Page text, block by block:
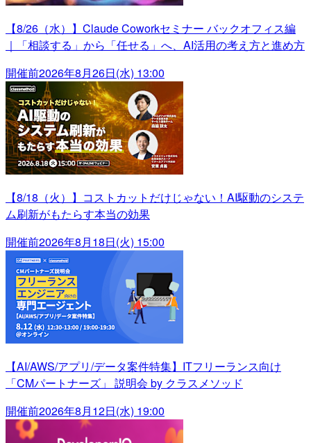
【8/26（水）】Claude Coworkセミナー バックオフィス編
｜「相談する」から「任せる」へ、AI活用の考え方と進め方
開催前2026年8月26日(水) 13:00
【8/18（火）】コストカットだけじゃない！AI駆動のシステ
ム刷新がもたらす本当の効果
開催前2026年8月18日(火) 15:00
【AI/AWS/アプリ/データ案件特集】ITフリーランス向け
「CMパートナーズ」 説明会 by クラスメソッド
開催前2026年8月12日(水) 19:00